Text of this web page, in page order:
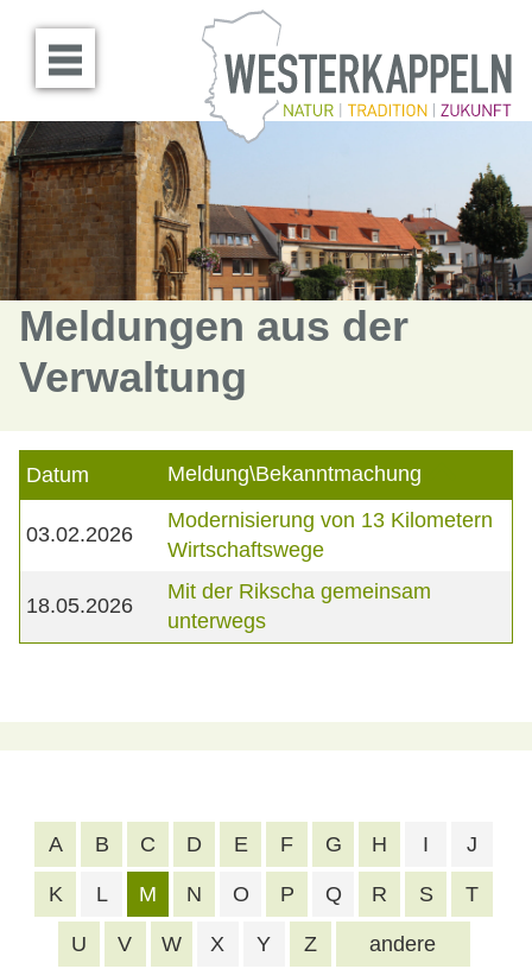
Menü öffnen
Meldungen aus der
Verwaltung
Datum Meldung\Bekanntmachung
03.02.2026
Modernisierung von 13 Kilometern
Wirtschaftswege
18.05.2026
Mit der Rikscha gemeinsam
unterwegs
A B C D E F G H I J
K L M N O P Q R S T
U V W X Y Z andere